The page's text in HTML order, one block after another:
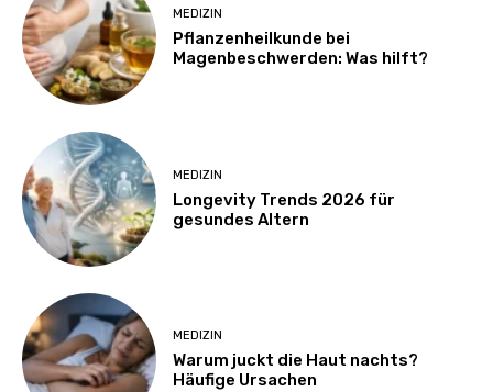
MEDIZIN
Pflanzenheilkunde bei
Magenbeschwerden: Was hilft?
MEDIZIN
Longevity Trends 2026 für
gesundes Altern
MEDIZIN
Warum juckt die Haut nachts?
Häufige Ursachen